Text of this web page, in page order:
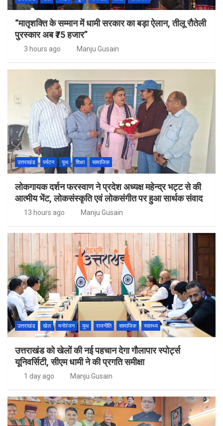
“मातृशक्ति के सम्मान में धामी सरकार का बड़ा ऐलान, तीलू रौतेली
पुरस्कार अब ₹75 हजार”
3 hours ago Manju Gusain
उत्तराखंड पर्यटन यूथ शिक्षा सामाजिक
लोकगायक दर्शन फरस्वाण ने प्रदेश अध्यक्ष महेन्द्र भट्ट से की
आत्मीय भेंट, लोकसंस्कृति एवं लोकसंगीत पर हुआ सार्थक संवाद
13 hours ago Manju Gusain
उत्तराखंड खेल मनोरंजन यूथ राजनीति सामाजिक स्वास्थ्य
उत्तराखंड को खेलों की नई पहचान देगा गौलापार स्पोर्ट्स
यूनिवर्सिटी, सीएम धामी ने की प्रगति समीक्षा
1 day ago Manju Gusain